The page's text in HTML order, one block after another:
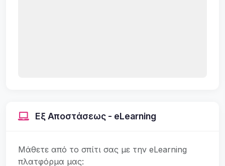
Εξ Αποστάσεως - eLearning
Μάθετε από το σπίτι σας με την eLearning
πλατφόρμα μας: